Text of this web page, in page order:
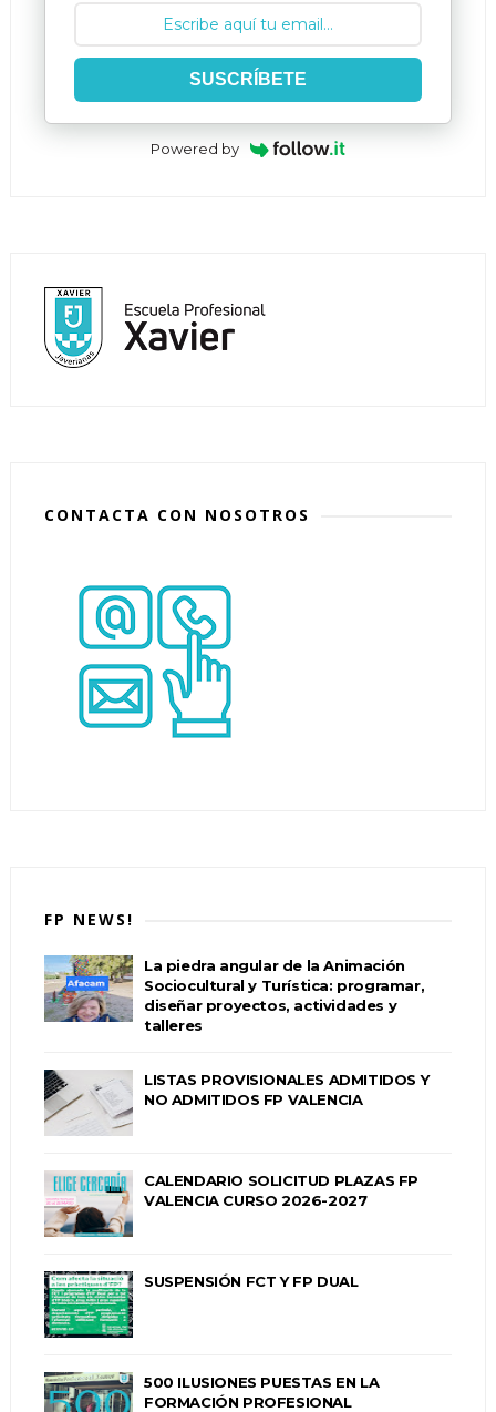
SUSCRÍBETE
Powered by
CONTACTA CON NOSOTROS
FP NEWS!
La piedra angular de la Animación
Sociocultural y Turística: programar,
diseñar proyectos, actividades y
talleres
LISTAS PROVISIONALES ADMITIDOS Y
NO ADMITIDOS FP VALENCIA
CALENDARIO SOLICITUD PLAZAS FP
VALENCIA CURSO 2026-2027
SUSPENSIÓN FCT Y FP DUAL
500 ILUSIONES PUESTAS EN LA
FORMACIÓN PROFESIONAL